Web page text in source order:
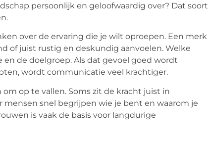
persoonlijk en geloofwaardig over? Dat soort
over de ervaring die je wilt oproepen. Een merk
of juist rustig en deskundig aanvoelen. Welke
de doelgroep. Als dat gevoel goed wordt
wordt communicatie veel krachtiger.
op te vallen. Soms zit de kracht juist in
snel begrijpen wie je bent en waarom je
is vaak de basis voor langdurige